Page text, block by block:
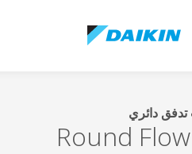
دائري
Round